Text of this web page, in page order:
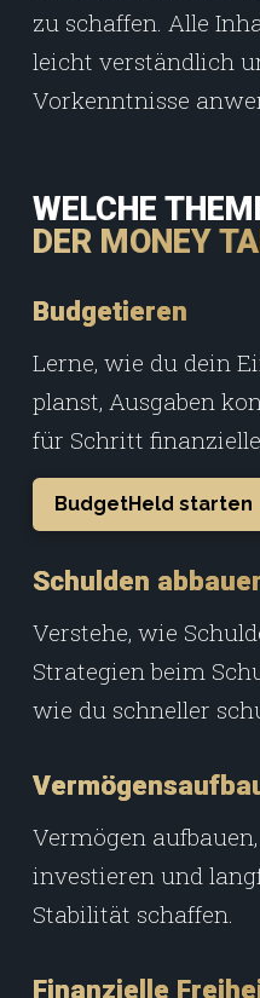
zu schaffen. Alle
leicht verständlich
Vorkenntnisse
WELCHE
DER MONEY
Budgetieren
Lerne, wie du dein
planst, Ausgaben
für Schritt
BudgetHeld starten
Schulden
Verstehe, wie
Strategien beim
wie du schneller
Vermögen
investieren und
Stabilität schaffen.
Finanzielle